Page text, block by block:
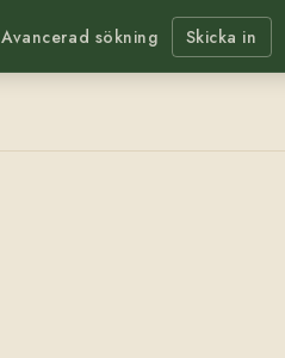
Avancerad sökning Skicka in